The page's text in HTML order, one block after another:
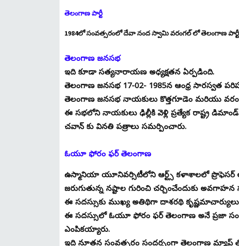
తెలంగాణ పార్టీ
1984లో సంవత్సరంలో దేవా నంద స్వామి వరంగల్ లో తెలంగాణ
తెలంగాణ జనసభ
ఇది కూడా సత్యనారాయణ అధ్యక్షతన ఏర్పడింది.
తెలంగాణ జనసభ 17-02- 1985న ఆంధ్ర సారస్వత
తెలంగాణ జనసభ నాయకులు కొత్తగూడెం మరియు
ఈ సభలోని నాయకులు ఢిల్లీకి వెళ్లి ప్రత్యేక రాష్ట్ర
చవాన్ కు వినతి పత్రాలు సమర్పించారు.
ఓయూ ఫోరం ఫర్ తెలంగాణ
ఉస్మానియా యూనివర్సిటీలోని ఆర్ట్స్ కళాశాలలో ప్రొఫెసర్
జరుగుతున్న నష్టాల గురించి చర్చించేందుకు
ఈ సదస్సుకు ముఖ్య అతిథిగా దాశరథి
ఈ సదస్సులో ఓయూ ఫోరం ఫర్ తెలంగాణ అనే ప్రజా
ఎంపికయ్యారు.